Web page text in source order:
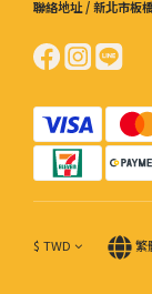
聯絡地址 / 新北市板
$ TWD 繁